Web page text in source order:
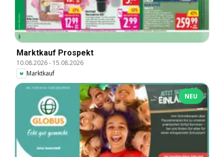
Marktkauf Prospekt
10.08.2026- 15.08.2026
Marktkauf
NEU